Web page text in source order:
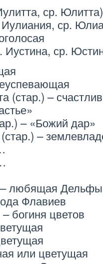
ср.
Иулиания, ср.
Иустина, ср.
(стар.) –
– «Божий дар»
–
любящая Дельфы
Флавиев
богиня цветов
или цветущая